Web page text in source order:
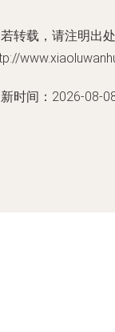
转载，请注明出处
时间：2026-08-